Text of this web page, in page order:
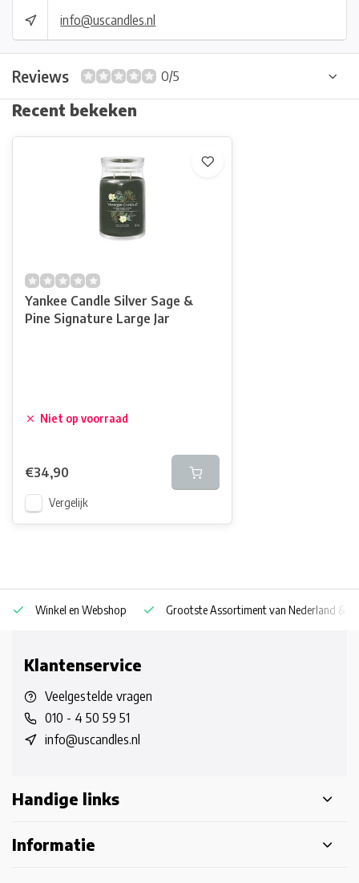
info@uscandles.nl
Reviews 0/5
Recent bekeken
Yankee Candle Silver Sage &
Pine Signature Large Jar
Niet op voorraad
€34,90
Vergelijk
Winkel en Webshop Grootste Assortiment van Nederland &
Klantenservice
Veelgestelde vragen
010 - 4 50 59 51
info@uscandles.nl
Handige links
Informatie